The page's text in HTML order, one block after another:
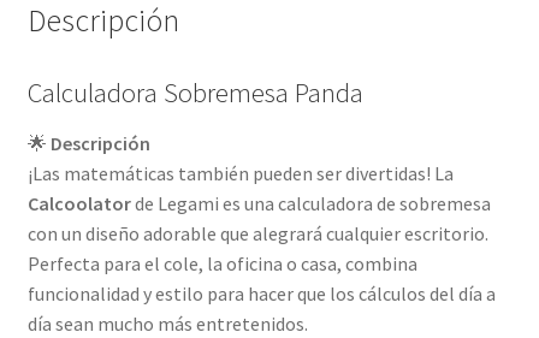
Descripción
Calculadora Sobremesa Panda
🌟 Descripción
¡Las matemáticas también pueden ser divertidas! La
Calcoolatorde Legami es una calculadora de sobremesa
con un diseño adorable que alegrará cualquier escritorio.
Perfecta para el cole, la oficina o casa, combina
funcionalidad y estilo para hacer que los cálculos del día a
día sean mucho más entretenidos.